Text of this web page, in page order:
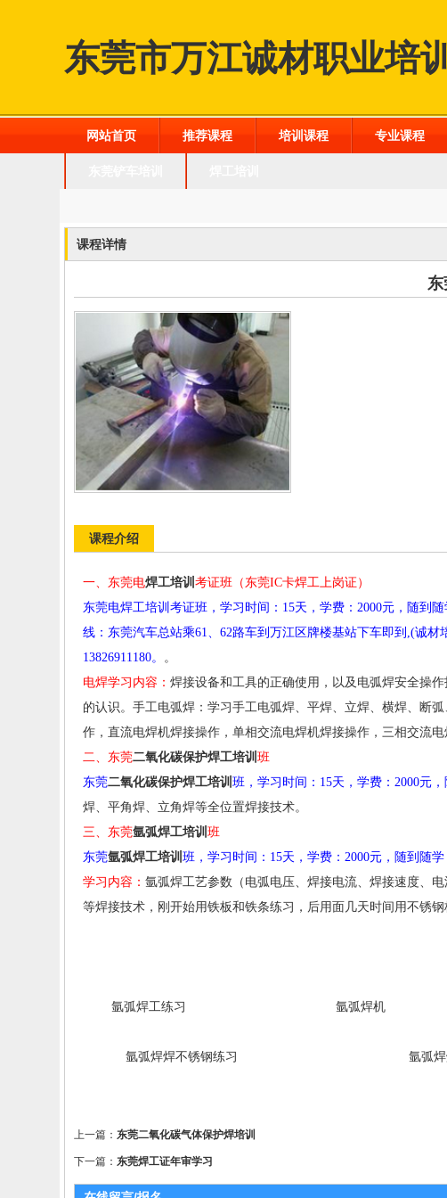
东莞市万江诚材职业培
网站首页 推荐课程 培训课程 专业课程
课程详情
东
课程介绍
一、东莞电焊工培训 考证班（东莞IC卡焊工上岗证）
东莞电焊工培训考证班，学习时间： 15天，学费： 2000元，随到
线：东莞汽车总站乘61、 62路车到万江区牌楼基站下车即到 ,(诚材
13826911180。 。
电焊学习内容： 焊接设备和工具的正确使用，以及电弧焊安全操
的认识。手工电弧焊：学习手工电弧焊、平焊、立焊、横焊、断
作，直流电焊机焊接操作，单相交流电焊机焊接操作，三相交流
二、东莞二氧化碳保护焊工培训 班
东莞二氧化碳保护焊工培训 班，学习时间： 15天，学费： 2000元，
焊、平角焊、立角焊等全位置焊接技术。
三、东莞氩弧焊工培训 班
东莞氩弧焊工培训 班，学习时间： 15天，学费： 2000元，随到随学
学习内容： 氩弧焊工艺参数（电弧电压、焊接电流、焊接速度、
等焊接技术，刚开始用铁板和铁条练习，后用面几天时间用不锈
氩弧焊工练习 氩弧焊机
氩弧焊焊不锈钢练习 氩弧焊焊不
上一篇： 东莞二氧化碳气体保护焊培训
下一篇： 东莞焊工证年审学习